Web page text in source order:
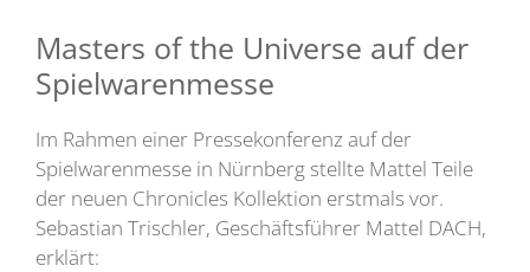
Masters of the Universe auf der
Spielwarenmesse
Im Rahmen einer Pressekonferenz auf der
Spielwarenmesse in Nürnberg stellte Mattel Teile
der neuen Chronicles Kollektion erstmals vor.
Sebastian Trischler, Geschäftsführer Mattel DACH,
erklärt: